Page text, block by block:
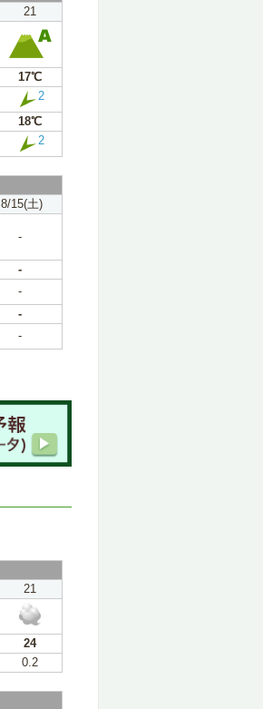
21
17℃
2
18℃
2
8/15(土)
-
-
-
-
-
21
24
0.2